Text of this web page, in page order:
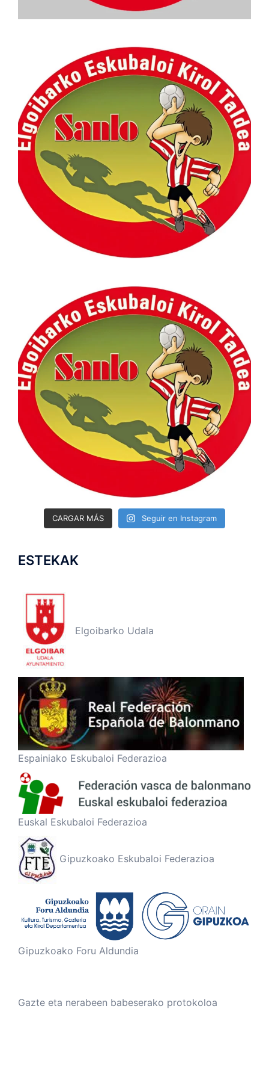
CARGAR MÁS Seguir en Instagram
ESTEKAK
Elgoibarko Udala
Espainiako Eskubaloi Federazioa
Euskal Eskubaloi Federazioa
Gipuzkoako Eskubaloi Federazioa
Gipuzkoako Foru Aldundia
Gazte eta nerabeen babeserako protokoloa